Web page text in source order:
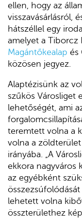
ellen, hogy az
visszavásárlásról,
hátszéllel egy
amelyet a Tiborcz
Magántőkealap és
közösen jegyez.
Alaptézisünk az
szűkös Városliget
lehetőségét, ami
teremtett volna a
volna a
irányába. „A
ekkora nagyváros
az egyébként
lehetett volna
összterülethez